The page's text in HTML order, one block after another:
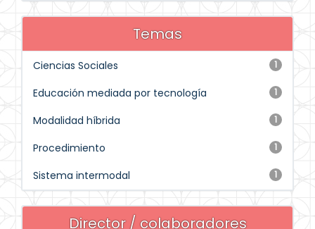
Temas
1
Ciencias Sociales
1
Educación mediada por tecnología
1
Modalidad híbrida
1
Procedimiento
1
Sistema intermodal
Director / colaboradores